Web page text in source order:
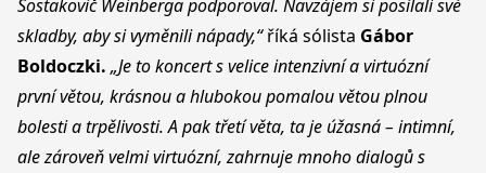
Šostakovič Weinberga podporoval. Navzájem si posílali své
skladby, aby si vyměnili nápady,“říká sólista Gábor
Boldoczki. „Je to koncert s velice intenzivní a virtuózní
první větou, krásnou a hlubokou pomalou větou plnou
bolesti a trpělivosti. A pak třetí věta, ta je úžasná – intimní,
ale zároveň velmi virtuózní, zahrnuje mnoho dialogů s